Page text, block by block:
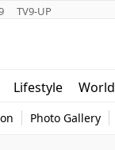
TV9-UP
Lifestyle World
Photo Gallery